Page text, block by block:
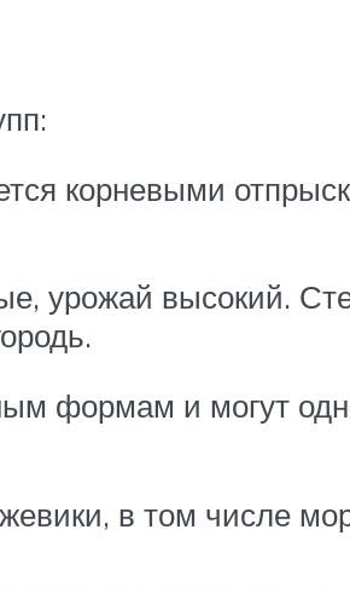
корневыми
урожай высокий.
формам и могут
в том числе